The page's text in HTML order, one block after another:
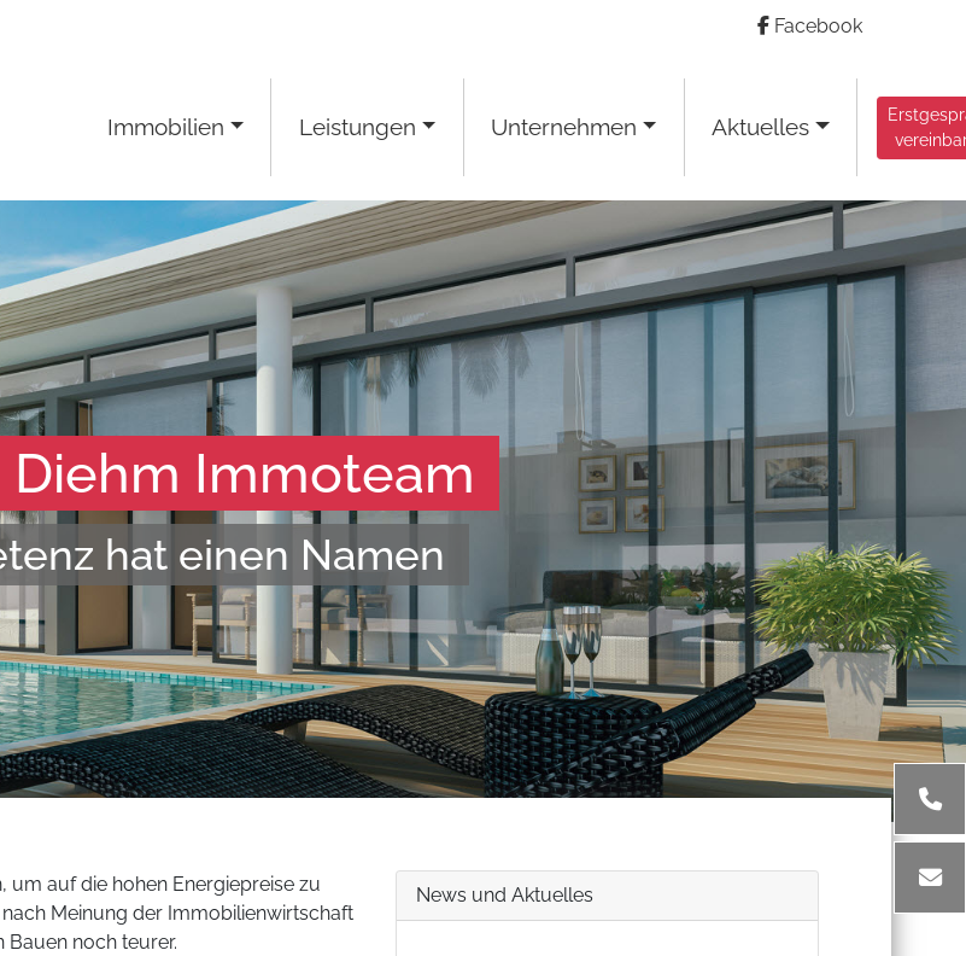
Facebook
Immobilien Leistungen Unternehmen Aktuelles
Diehm Immoteam
hat einen Namen
um auf die hohen Energiepreise zu
Meinung der Immobilienwirtschaft
noch teurer.
News und Aktuelles